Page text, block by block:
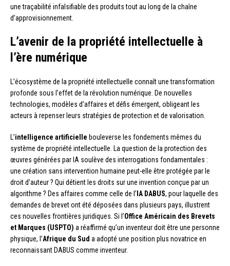
une traçabilité infalsifiable des produits tout au long de la chaîne
d’approvisionnement.
L’avenir de la propriété intellectuelle à
l’ère numérique
L’écosystème de la propriété intellectuelle connaît une transformation
profonde sous l’effet de la révolution numérique. De nouvelles
technologies, modèles d’affaires et défis émergent, obligeant les
acteurs à repenser leurs stratégies de protection et de valorisation.
L’intelligence artificielle bouleverse les fondements mêmes du
système de propriété intellectuelle. La question de la protection des
œuvres générées par IA soulève des interrogations fondamentales :
une création sans intervention humaine peut-elle être protégée par le
droit d’auteur ? Qui détient les droits sur une invention conçue par un
algorithme ? Des affaires comme celle de l’ IA DABUS, pour laquelle des
demandes de brevet ont été déposées dans plusieurs pays, illustrent
ces nouvelles frontières juridiques. Si l’Office Américain des Brevets
et Marques (USPTO) a réaffirmé qu’un inventeur doit être une personne
physique, l’Afrique du Sud a adopté une position plus novatrice en
reconnaissant DABUS comme inventeur.